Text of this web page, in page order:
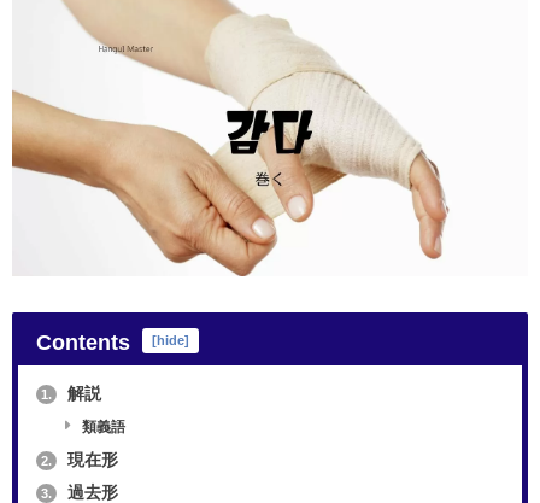
Contents [hide]
1. 解説
類義語
2. 現在形
3. 過去形